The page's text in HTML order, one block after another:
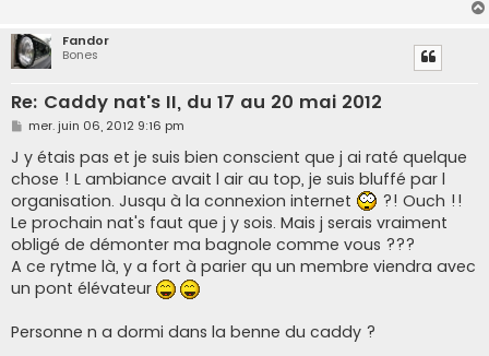
Fandor
Bones
Re: Caddy nat's II, du 17 au 20 mai 2012
M
s
s
a
g
e
mer. juin 06, 2012 9:16 pm
J y étais pas et je suis bien conscient que j ai raté quelque
chose ! L ambiance avait l air au top, je suis bluffé par l
organisation. Jusqu à la connexion internet
?! Ouch !!
Le prochain nat's faut que j y sois. Mais j serais vraiment
obligé de démonter ma bagnole comme vous ???
A ce rytme là, y a fort à parier qu un membre viendra avec
un pont élévateur
Personne n a dormi dans la benne du caddy ?